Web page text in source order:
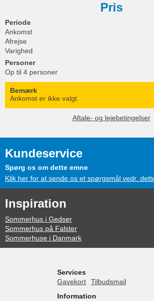
Pris
Periode
Ankomst
Afrejse
Varighed
Personer
Op til 4 personer
Bemærk
Ankomst er ikke valgt.
Aftale- og lejebetingelser
Kundeservice
Spørg os om dette emne
Klik her for at sende os et spørgsmål vedr.
Inspiration
Sommerhus i Gedser
Sommerhus på Falster
Sommerhuse i Danmark
Services
Gavekort
Tilbudsmail
Information